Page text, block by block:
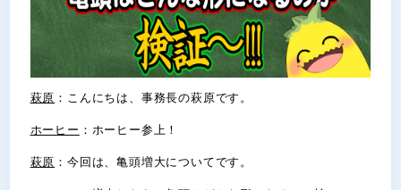
萩原 ：こんにちは、事務長の萩原です。
ホーヒー ：ホーヒー参上！
萩原 ：今回は、亀頭増大についてです。